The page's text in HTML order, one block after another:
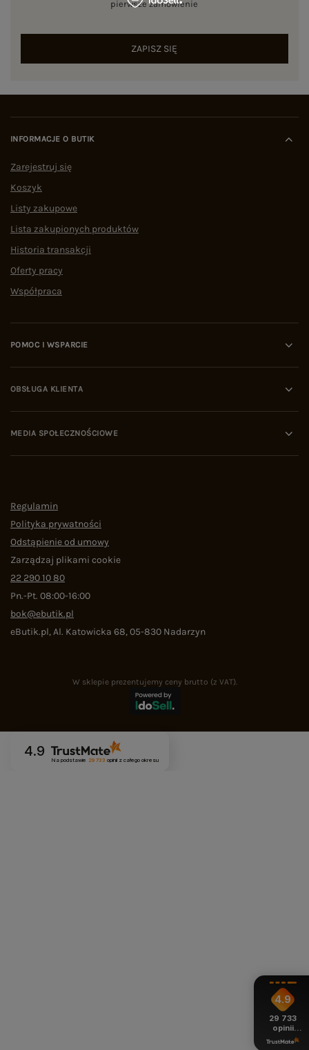
pierwsze zamówienie
ZAPISZ SIĘ
INFORMACJE O BUTIK
Zarejestruj się
Koszyk
Listy zakupowe
Lista zakupionych produktów
Historia transakcji
Oferty pracy
Współpraca
POMOC I WSPARCIE
OBSŁUGA KLIENTA
MEDIA SPOŁECZNOŚCIOWE
Regulamin
Polityka prywatności
Odstąpienie od umowy
Zarządzaj plikami cookie
22 290 10 80
Pn.-Pt. 08:00-16:00
bok@ebutik.pl
eButik.pl,Al. Katowicka 68,05-830 Nadarzyn
W sklepie prezentujemy ceny brutto (z VAT).
4.9
Na podstawie 29 733 opinii z całego okresu
4.9
29 733
opinii
z całego